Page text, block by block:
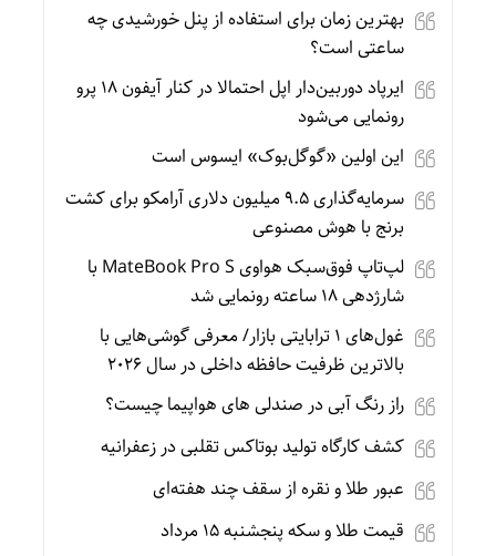
بهترین زمان برای استفاده از پنل خورشیدی چه
ساعتی است؟
ایرپاد دوربین‌دار اپل احتمالا در کنار آیفون ۱۸ پرو
رونمایی می‌شود
این اولین «گوگل‌بوک» ایسوس است
سرمایه‌گذاری ۹.۵ میلیون دلاری آرامکو برای کشت
برنج با هوش مصنوعی
لپ‌تاپ فوق‌سبک هواوی MateBook Pro S با
شارژدهی ۱۸ ساعته رونمایی شد
غول‌های ۱ ترابایتی بازار/ معرفی گوشی‌هایی با
بالاترین ظرفیت حافظه داخلی در سال ۲۰۲۶
راز رنگ آبی در صندلی های هواپیما چیست؟
کشف کارگاه تولید بوتاکس تقلبی در زعفرانیه
عبور طلا و نقره از سقف چند هفته‌ای
قیمت طلا و سکه پنجشنبه 15 مرداد